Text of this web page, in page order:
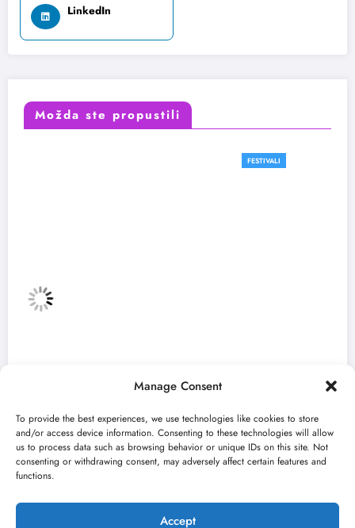
Manage Consent
To provide the best experiences, we use technologies like cookies to store
and/or access device information. Consenting to these technologies will allow
us to process data such as browsing behavior or unique IDs on this site. Not
consenting or withdrawing consent, may adversely affect certain features and
functions.
Accept
LinkedIn
Možda ste propustili
„Najveći mali festival u Vojvodini“ i ovog
Kulturni kišobran